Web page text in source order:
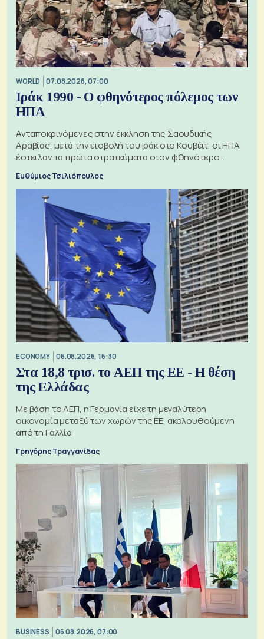
WORLD 07.08.2026, 07:00
Ιράκ 1990 - Ο φθηνότερος πόλεμος των
ΗΠΑ
Ανταποκρινόμενες στην έκκληση της Σαουδικής
Αραβίας, μετά την εισβολή του Ιράκ στο Κουβέιτ, οι ΗΠΑ
έστειλαν τα πρώτα στρατεύματα στον φθηνότερο
Ευθύμιος Τσιλιόπουλος
ECONOMY 06.08.2026, 16:30
Στα 18,8 τρισ. το ΑΕΠ της ΕΕ - Η θέση
της Ελλάδας
Με βάση το ΑΕΠ, η Γερμανία είχε τη μεγαλύτερη
οικονομία μεταξύ των χωρών της ΕΕ, ακολουθούμενη
από τη Γαλλία
Γρηγόρης Τραγγανίδας
BUSINESS 06.08.2026, 07:00